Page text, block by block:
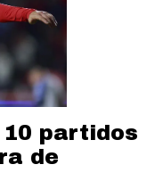
10 partidos
de